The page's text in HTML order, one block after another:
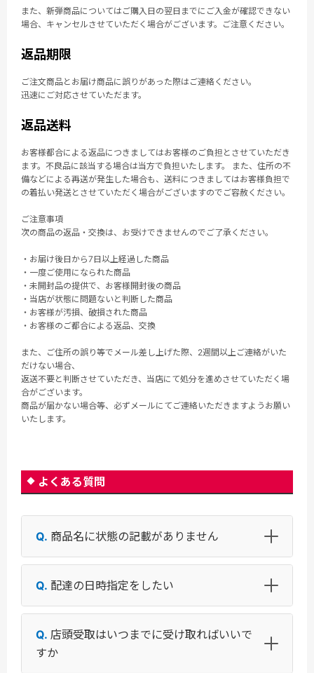
また、新弾商品についてはご購入日の翌日までにご入金が確認できない
場合、キャンセルさせていただく場合がございます。ご注意ください。
返品期限
ご注文商品とお届け商品に誤りがあった際はご連絡ください。
迅速にご対応させていただます。
返品送料
お客様都合による返品につきましてはお客様のご負担とさせていただき
ます。不良品に該当する場合は当方で負担いたします。 また、住所の不
備などによる再送が発生した場合も、送料につきましてはお客様負担で
の着払い発送とさせていただく場合がございますのでご容赦ください。
ご注意事項
次の商品の返品・交換は、お受けできませんのでご了承ください。
・お届け後日から7日以上経過した商品
・一度ご使用になられた商品
・未開封品の提供で、お客様開封後の商品
・当店が状態に問題ないと判断した商品
・お客様が汚損、破損された商品
・お客様のご都合による返品、交換
また、ご住所の誤り等でメール差し上げた際、2週間以上ご連絡がいた
だけない場合、
返送不要と判断させていただき、当店にて処分を進めさせていただく場
合がございます。
商品が届かない場合等、必ずメールにてご連絡いただきますようお願い
いたします。
よくある質問
商品名に状態の記載がありません
配達の日時指定をしたい
店頭受取はいつまでに受け取ればいいで
すか